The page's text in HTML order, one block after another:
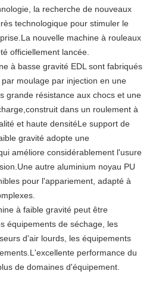
la recherche de nouveaux
technologique pour stimuler le
nouvelle machine à rouleaux
officiellement lancée.
à basse gravité EDL sont fabriqués
moulage par injection en une
grande résistance aux chocs et une
dans un roulement à
et haute densitéLe support de
gravité adopte une
améliore considérablement l'usure
autre aluminium noyau PU
pour l'appariement, adapté à
à faible gravité peut être
équipements de séchage, les
d'air lourds, les équipements
performance du
de domaines d'équipement.